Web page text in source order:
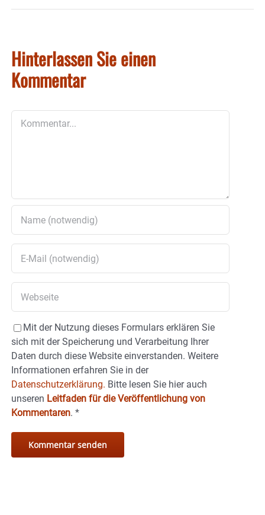
Hinterlassen Sie einen
Kommentar
Mit der Nutzung dieses Formulars erklären Sie
sich mit der Speicherung und Verarbeitung Ihrer
Daten durch diese Website einverstanden. Weitere
Informationen erfahren Sie in der
Datenschutzerklärung. Bitte lesen Sie hier auch
unseren Leitfaden für die Veröffentlichung von
Kommentaren. *